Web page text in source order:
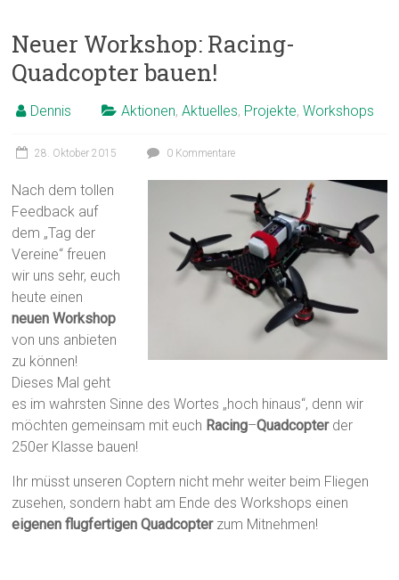
Neuer Workshop: Racing-
Quadcopter bauen!
Dennis Aktionen,Aktuelles, Projekte,Workshops
28. Oktober 2015 0 Kommentare
Nach dem tollen
Feedback auf
dem „Tag der
Vereine“ freuen
wir uns sehr, euch
heute einen
neuen Workshop
von uns anbieten
zu können!
Dieses Mal geht
es im wahrsten Sinne des Wortes „hoch hinaus“, denn wir
möchten gemeinsam mit euch Racing–Quadcopter der
250er Klasse bauen!
Ihr müsst unseren Coptern nicht mehr weiter beim Fliegen
zusehen, sondern habt am Ende des Workshops einen
eigenen flugfertigen Quadcopterzum Mitnehmen!